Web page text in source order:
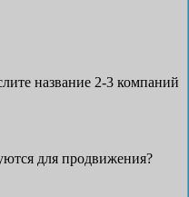
название 2-3 компаний
для продвижения?